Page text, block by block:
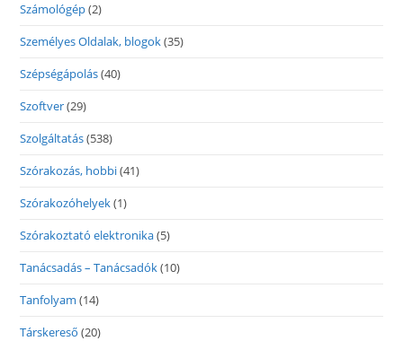
Számológép(2)
Személyes Oldalak, blogok(35)
Szépségápolás(40)
Szoftver(29)
Szolgáltatás(538)
Szórakozás, hobbi(41)
Szórakozóhelyek(1)
Szórakoztató elektronika(5)
Tanácsadás – Tanácsadók(10)
Tanfolyam (14)
Társkereső (20)